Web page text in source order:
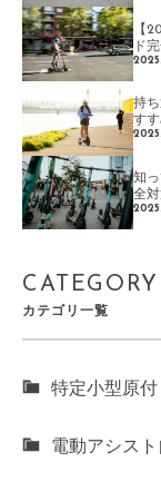
【
ド
持
す
知
全
CATEGORY
カテゴリ一覧
特定小型原
電動アシス